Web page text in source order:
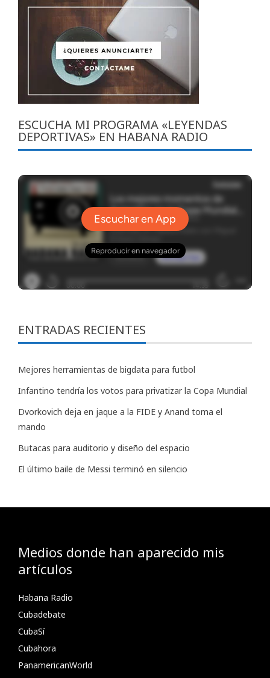
ESCUCHA MI PROGRAMA «LEYENDAS
DEPORTIVAS» EN HABANA RADIO
ENTRADAS RECIENTES
Mejores herramientas de bigdata para futbol
Infantino tendría los votos para privatizar la Copa Mundial
Dvorkovich deja en jaque a la FIDE y Anand toma el
mando
Butacas para auditorio y diseño del espacio
El último baile de Messi terminó en silencio
Medios donde han aparecido mis
artículos
Habana Radio
Cubadebate
CubaSí
Cubahora
PanamericanWorld